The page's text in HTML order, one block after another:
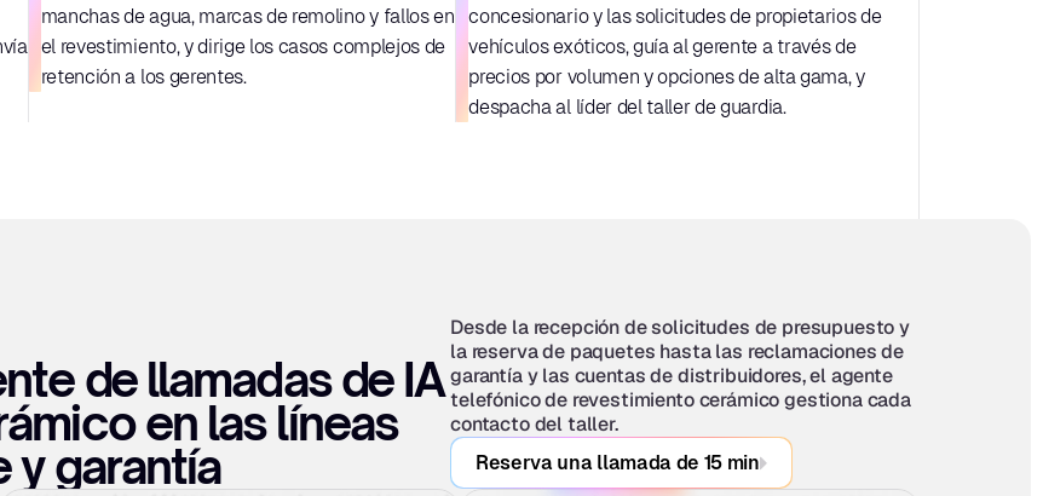
manchas de agua, marcas de remolino y fallos en
el revestimiento, y dirige los casos complejos de
retención a los gerentes.
concesionario y las solicitudes de propietarios de
vehículos exóticos, guía al gerente a través de
precios por volumen y opciones de alta gama, y
despacha al líder del taller de guardia.
de llamadas de IA
en las líneas
y garantía
Desde la recepción de solicitudes de presupuesto y
la reserva de paquetes hasta las reclamaciones de
garantía y las cuentas de distribuidores, el agente
telefónico de revestimiento cerámico gestiona cada
contacto del taller.
Reserva una llamada de 15 min